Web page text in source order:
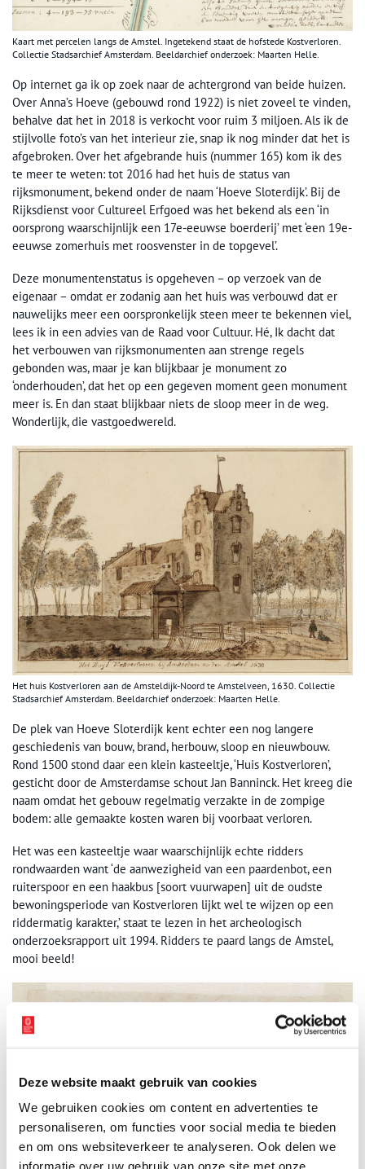
Deze website maakt gebruik van cookies
We gebruiken cookies om content en advertenties te
personaliseren, om functies voor social media te bieden
en om ons websiteverkeer te analyseren. Ook delen we
Kaart met percelen langs de Amstel. Ingetekend staat de hofstede Kostverloren.
Collectie Stadsarchief Amsterdam. Beeldarchief onderzoek: Maarten Helle.
Op internet ga ik op zoek naar de achtergrond van beide huizen.
Over Anna’s Hoeve (gebouwd rond 1922) is niet zoveel te vinden,
behalve dat het in 2018 is verkocht voor ruim 3 miljoen. Als ik de
stijlvolle foto’s van het interieur zie, snap ik nog minder dat het is
afgebroken. Over het afgebrande huis (nummer 165) kom ik des
te meer te weten: tot 2016 had het huis de status van
rijksmonument, bekend onder de naam ‘Hoeve Sloterdijk’. Bij de
Rijksdienst voor Cultureel Erfgoed was het bekend als een ‘in
oorsprong waarschijnlijk een 17e-eeuwse boerderij’ met ‘een 19e-
eeuwse zomerhuis met roosvenster in de topgevel’.
Deze monumentenstatus is opgeheven – op verzoek van de
eigenaar – omdat er zodanig aan het huis was verbouwd dat er
nauwelijks meer een oorspronkelijk steen meer te bekennen viel,
lees ik in een advies van de Raad voor Cultuur. Hé, Ik dacht dat
het verbouwen van rijksmonumenten aan strenge regels
gebonden was, maar je kan blijkbaar je monument zo
‘onderhouden’, dat het op een gegeven moment geen monument
meer is. En dan staat blijkbaar niets de sloop meer in de weg.
Wonderlijk, die vastgoedwereld.
Het huis Kostverloren aan de Amsteldijk-Noord te Amstelveen, 1630. Collectie
Stadsarchief Amsterdam. Beeldarchief onderzoek: Maarten Helle.
De plek van Hoeve Sloterdijk kent echter een nog langere
geschiedenis van bouw, brand, herbouw, sloop en nieuwbouw.
Rond 1500 stond daar een klein kasteeltje, ‘Huis Kostverloren’,
gesticht door de Amsterdamse schout Jan Banninck. Het kreeg die
naam omdat het gebouw regelmatig verzakte in de zompige
bodem: alle gemaakte kosten waren bij voorbaat verloren.
Het was een kasteeltje waar waarschijnlijk echte ridders
rondwaarden want ‘de aanwezigheid van een paardenbot, een
ruiterspoor en een haakbus [soort vuurwapen] uit de oudste
bewoningsperiode van Kostverloren lijkt wel te wijzen op een
riddermatig karakter,’ staat te lezen in het archeologisch
onderzoeksrapport uit 1994. Ridders te paard langs de Amstel,
mooi beeld!